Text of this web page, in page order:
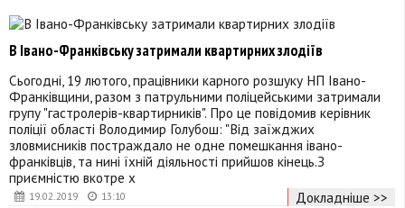
19.02.2019 13:10
В Івано-Франківську затримали квартирних злодіїв
Сьогодні, 19 лютого, працівники карного розшуку НП Івано-
Франківщини, разом з патрульними поліцейськими затримали
групу "гастролерів-квартирників". Про це повідомив керівник
поліції області Володимир Голубош: "Від заїжджих
зловмисників постраждало не одне помешкання івано-
франківців, та нині їхній діяльності прийшов кінець.З
приємністю вкотре х
Докладніше >>